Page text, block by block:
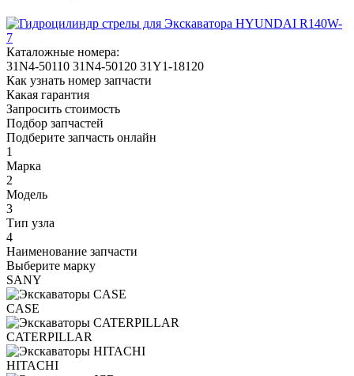
Каталожные номера:
31N4-50110 31N4-50120 31Y1-18120
Как узнать номер запчасти
Какая гарантия
Запросить стоимость
Подбор запчастей
Подберите запчасть онлайн
1
Марка
2
Модель
3
Тип узла
4
Наименование запчасти
Выберите марку
SANY
CASE
CATERPILLAR
HITACHI